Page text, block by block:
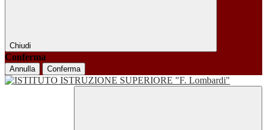
Chiudi
Conferma
Annulla Conferma